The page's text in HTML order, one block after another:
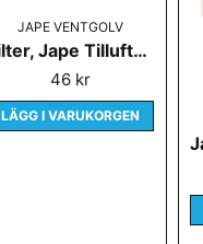
JAPE VENTGOLV
Filter, Jape Tilluftssockel 2 m
46 kr
LÄGG I VARUKORGEN